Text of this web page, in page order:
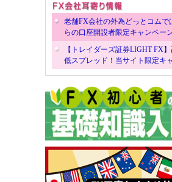
老舗FX会社の外為どっとコムで
らの口座開設者限定キャンペー
【トレイダーズ証券LIGHT FX
低スプレッド！当サイト限定キ